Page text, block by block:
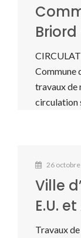
Commune
travaux de
circulation
26
Ville
E.U. et
Travaux